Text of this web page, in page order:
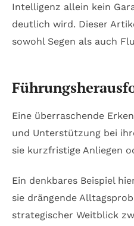
Intelligenz allein kein
deutlich wird. Dieser
sowohl Segen als auch
Eine überraschende
und Unterstützung bei
sie kurzfristige Anliegen
Ein denkbares Beispiel
sie drängende
strategischer Weitblick